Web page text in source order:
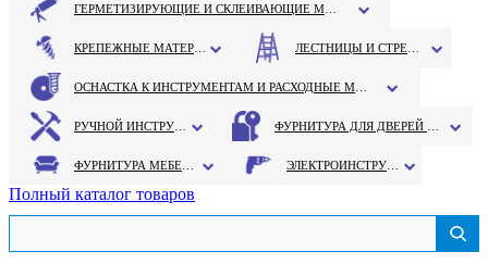
Полный каталог товаров